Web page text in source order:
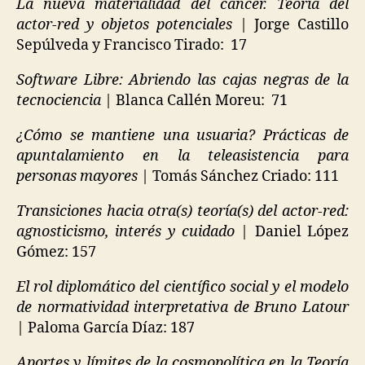
R
E
S
E
R
S
A
L
U
O
O
M
P
B
&
L
O
C
T
I
O
S
O
I
L
T
Y
I
S
O
L
A
I
La nueva materialidad del cáncer. Teoría del
actor-red y objetos potenciales | Jorge Castillo
Sepúlveda y Francisco Tirado: 17
Software Libre: Abriendo las cajas negras de la
tecnociencia | Blanca Callén Moreu: 71
¿Cómo se mantiene una usuaria? Prácticas de
apuntalamiento en la teleasistencia para
personas mayores | Tomás Sánchez Criado: 111
Transiciones hacia otra(s) teoría(s) del actor-red:
agnosticismo, interés y cuidado | Daniel López
Gómez: 157
El rol diplomático del científico social y el modelo
de normatividad interpretativa de Bruno Latour
| Paloma García Díaz: 187